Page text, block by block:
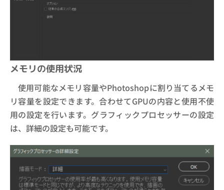
メモリの使用状況
使用可能なメモリ容量やPhotoshopに割り当てるメモ
リ容量を設定できます。合わせてGPUの内容と使用不使
用の設定を行います。グラフィックプロセッサーの設定
は、詳細の設定も可能です。